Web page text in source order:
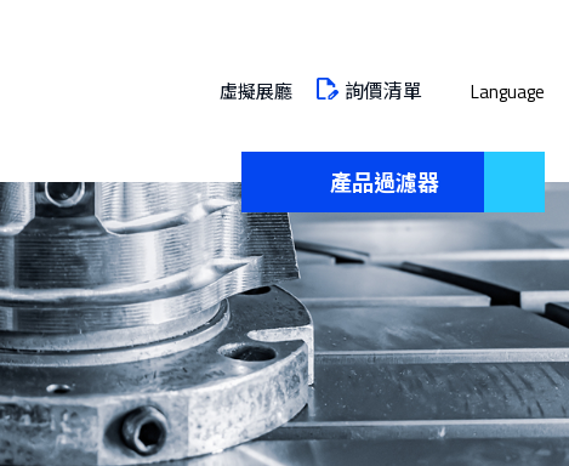
虛擬展廳 詢價清單 Language
產品過濾器